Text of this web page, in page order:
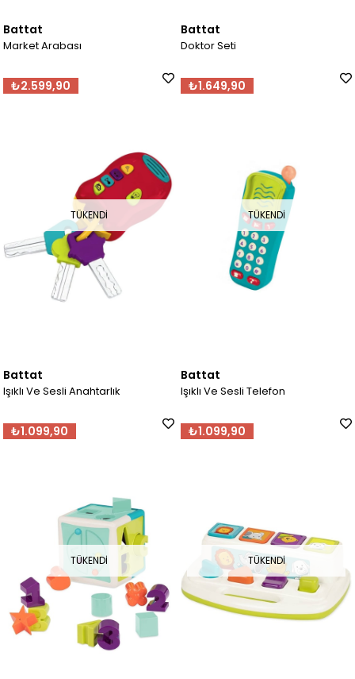
Battat
Market Arabası
₺2.599,90
Battat
Doktor Seti
₺1.649,90
TÜKENDI
Battat
Işıklı Ve Sesli Anahtarlık
₺1.099,90
TÜKENDI
Battat
Işıklı Ve Sesli Telefon
₺1.099,90
TÜKENDI TÜKENDI